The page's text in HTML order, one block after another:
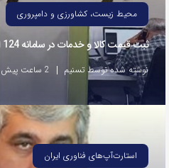
استفاده
از
روش‌های
زیر
می‌توانید
این
محیط زیست، کشاورزی و دامپروری
ثبت قیمت کالا و خدمات در سامانه 124 الزامی شد
نوشته شده توسط تسنیم 2 ساعت پیش
استارت‌آپ‌های فناوری ایران